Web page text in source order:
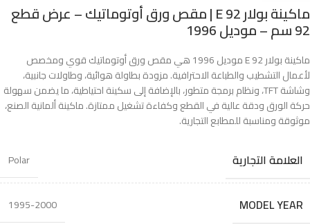
ماكينة بولار 92 E | مقص ورق أوتوماتيك – عرض قطع
92 سم – موديل 1996
ماكينة بولار 92 E موديل 1996 هي مقص ورق أوتوماتيك قوي ومخصص
لأعمال التشطيب والطباعة الاحترافية. مزودة بطاولة هوائية، وطاولات جانبية،
وشاشة TFT، ونظام برمجة متطور، بالإضافة إلى سكينة احتياطية، ما يضمن سهولة
حركة الورق ودقة عالية في القطع وكفاءة تشغيل ممتازة. ماكينة ألمانية الصنع،
موثوقة ومناسبة للمطابع التجارية.
العلامة التجارية Polar
MODEL YEAR
1995-2000